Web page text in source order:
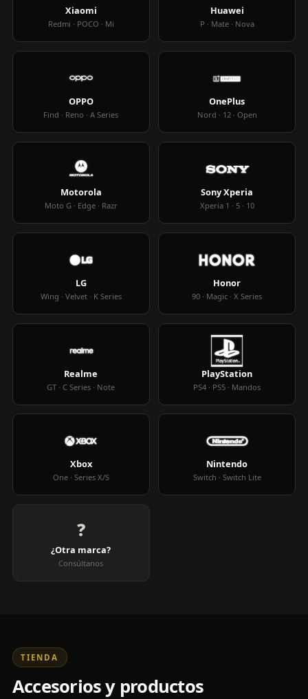
Xiaomi
Redmi · POCO · Mi
Huawei
P · Mate · Nova
OPPO
Find · Reno · A Series
OnePlus
Nord · 12 · Open
Motorola
Moto G · Edge · Razr
Sony Xperia
Xperia 1 · 5 · 10
LG
Wing · Velvet · K Series
Honor
90 · Magic · X Series
Realme
GT · C Series · Note
PlayStation
PS4 · PS5 · Mandos
Xbox
One · Series X/S
Nintendo
Switch · Switch Lite
❓
¿Otra marca?
Consúltanos
TIENDA
Accesorios y productos